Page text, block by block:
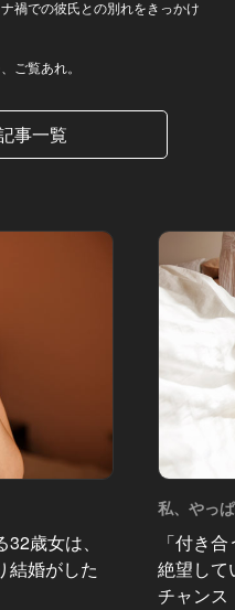
禍での彼氏との別れをきっかけ
ご覧あれ。
事一覧
歳女は、
結婚がした
私、やっ
「付き
絶望して
チャンス